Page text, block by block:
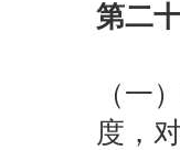
第二
（一
度，